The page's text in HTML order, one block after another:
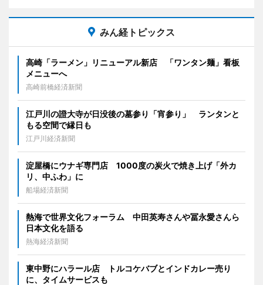
みん経トピックス
高崎「ラーメン」リニューアル新店 「ワンタン麺」看板
メニューへ
高崎前橋経済新聞
江戸川の證大寺が日没後の墓参り「宵参り」 ランタンと
もる空間で縁日も
江戸川経済新聞
淀屋橋にウナギ専門店 1000度の炭火で焼き上げ「外カ
リ、中ふわ」に
船場経済新聞
熱海で世界文化フォーラム 中田英寿さんや冨永愛さんら
日本文化を語る
熱海経済新聞
東中野にハラール店 トルコケバブとインドカレー売り
に、タイムサービスも